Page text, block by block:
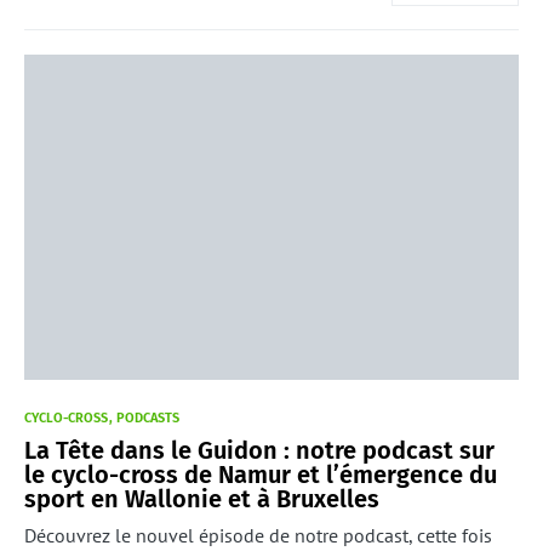
CYCLO-CROSS PODCASTS
La Tête dans le Guidon : notre podcast sur
le cyclo-cross de Namur et l’émergence du
sport en Wallonie et à Bruxelles
Découvrez le nouvel épisode de notre podcast, cette fois